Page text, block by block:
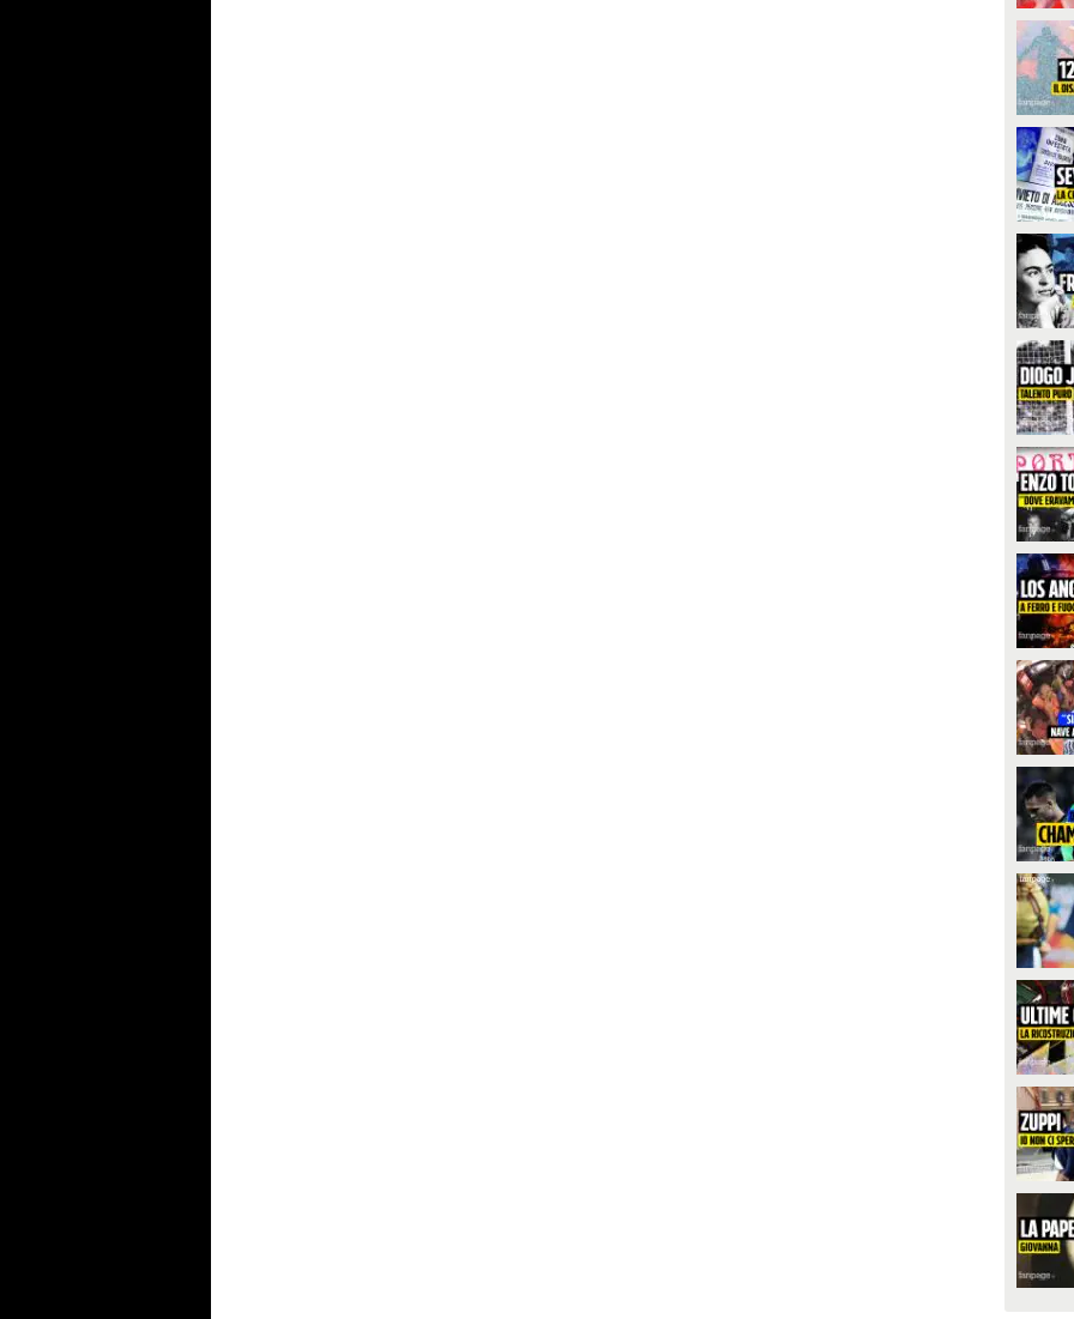
Roggero e Luca Sommi a Dritto e
Rovescio nel dicembre 2023. Alla
gioielliere, ora condannato in via